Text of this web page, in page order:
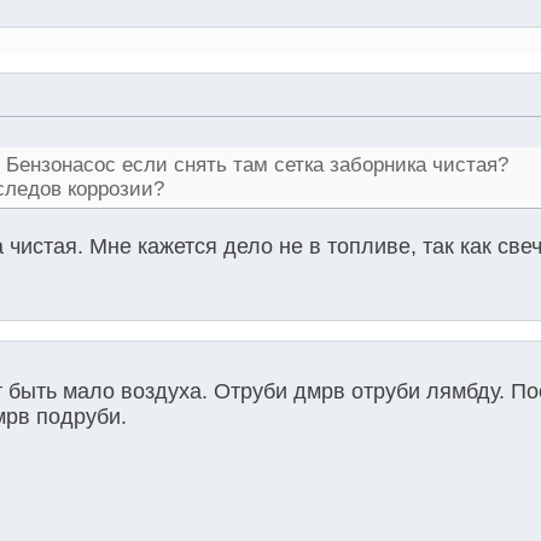
если снять там сетка заборника чистая?
коррозии?
Мне кажется дело не в топливе, так как
быть мало воздуха. Отруби дмрв отруби лямбду.
подруби.